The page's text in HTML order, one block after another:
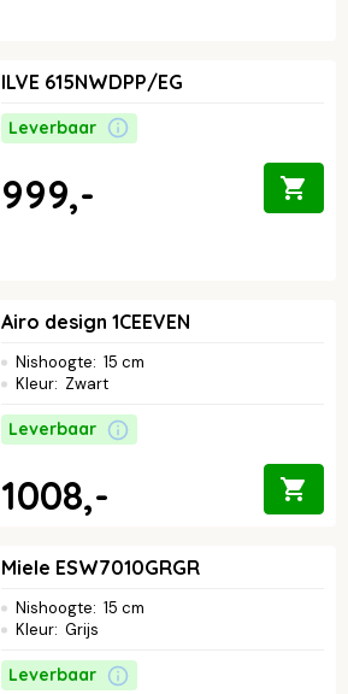
ILVE 615NWDPP/EG
Leverbaar
999,-
Airo design 1CEEVEN
Nishoogte: 15 cm
Kleur: Zwart
Leverbaar
1008,-
Miele ESW7010GRGR
Nishoogte: 15 cm
Kleur: Grijs
Leverbaar